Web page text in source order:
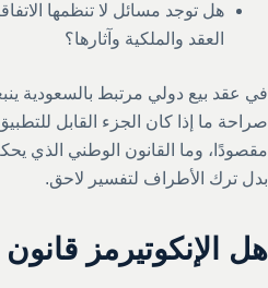
هل توجد مسائل لا تنظمها
العقد والملكية وآثارها؟
في عقد بيع دولي مرتبط بالسعودية
صراحة ما إذا كان الجزء القابل
مقصودًا، وما القانون الوطني الذي
بدل ترك الأطراف لتفسير لاحق.
هل الإنكوتيرمز